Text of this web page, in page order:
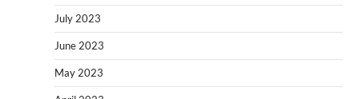
July 2023
June 2023
May 2023